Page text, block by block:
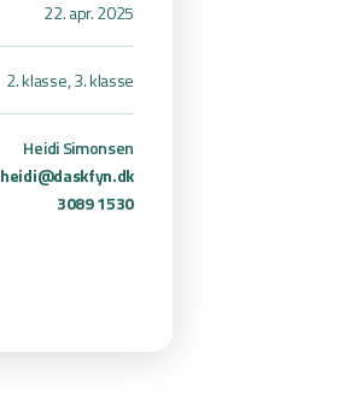
22. apr. 2025
2. klasse, 3. klasse
Heidi Simonsen
heidi@daskfyn.dk
3089 1530